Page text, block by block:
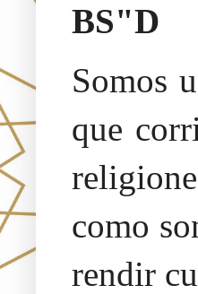
BS"D
Somos
que
como
rendir